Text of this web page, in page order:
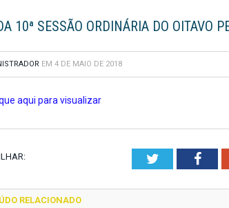
10ª SESSÃO ORDINÁRIA DO OITAVO
EM 4 DE MAIO DE 2018
aqui para visualizar
Twitter
RELACIONADO